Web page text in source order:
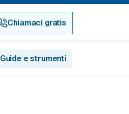
Chiamaci gratis
Guide e strumenti